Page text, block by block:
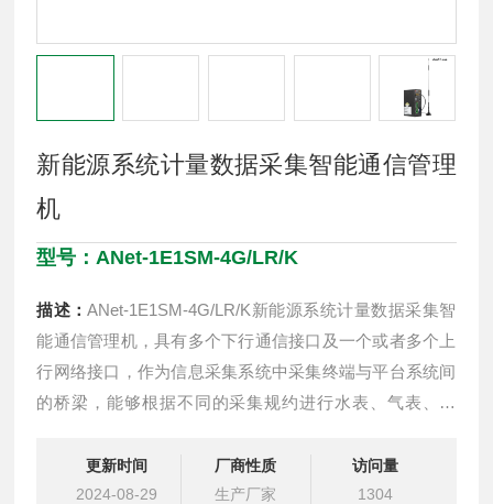
新能源系统计量数据采集智能通信管理
机
型号：ANet-1E1SM-4G/LR/K
描述：ANet-1E1SM-4G/LR/K新能源系统计量数据采集智
能通信管理机，具有多个下行通信接口及一个或者多个上
行网络接口，作为信息采集系统中采集终端与平台系统间
的桥梁，能够根据不同的采集规约进行水表、气表、电
规约转发现场设备的数据给平台系统。
更新时间
2024-08-29
厂商性质
生产厂家
访问量
1304